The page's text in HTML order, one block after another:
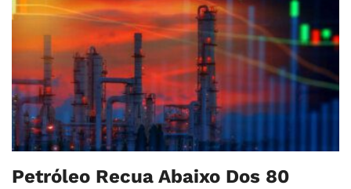
Petróleo Recua Abaixo Dos 80